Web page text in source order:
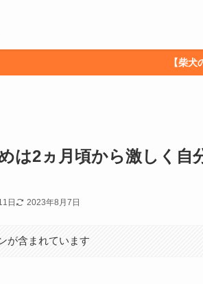
【柴
は2ヵ月頃から激しく自
日 2023年8月7日
が含まれています